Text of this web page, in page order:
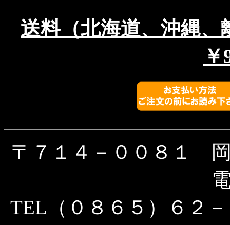
送料（北海道、沖縄
￥
〒７１４－００８１
TEL（０８６５）６２